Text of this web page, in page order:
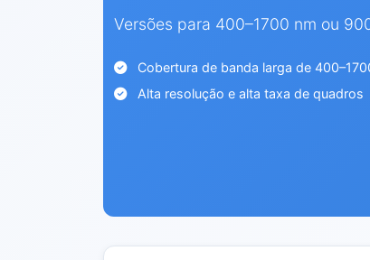
Versões para 400–1700 nm ou
Cobertura de banda larga de
Alta resolução e alta taxa de quadros